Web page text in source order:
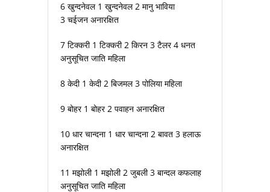
6 खुन्दनेवल 1 खुन्दनेवल 2 मानु भाविया
3 चईजन अनारक्षित
7 टिक्करी 1 टिक्करी 2 किरन 3 टैलर 4 धनत
अनुसूचित जाति महिला
8 केदी 1 केदी 2 बिजमल 3 पोलिया महिला
9 बोहर 1 बोहर 2 पवाहन अनारक्षित
10 धार चान्दना 1 धार चान्दना 2 बावत 3 हलाऊ
अनारक्षित
11 मझोली 1 मझोली 2 जुबली 3 बान्दल कफलाह
अनुसूचित जाति महिला